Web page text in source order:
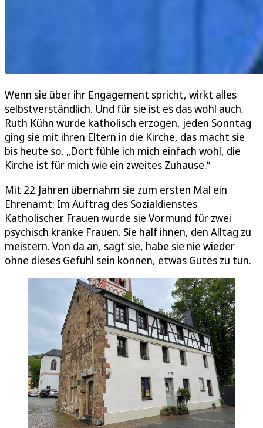
Wenn sie über ihr Engagement spricht, wirkt alles
selbstverständlich. Und für sie ist es das wohl auch.
Ruth Kühn wurde katholisch erzogen, jeden Sonntag
ging sie mit ihren Eltern in die Kirche, das macht sie
bis heute so. „Dort fühle ich mich einfach wohl, die
Kirche ist für mich wie ein zweites Zuhause.“
Mit 22 Jahren übernahm sie zum ersten Mal ein
Ehrenamt: Im Auftrag des Sozialdienstes
Katholischer Frauen wurde sie Vormund für zwei
psychisch kranke Frauen. Sie half ihnen, den Alltag zu
meistern. Von da an, sagt sie, habe sie nie wieder
ohne dieses Gefühl sein können, etwas Gutes zu tun.